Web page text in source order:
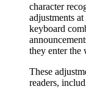
character
adjustments
keyboard
they enter the
These
readers,